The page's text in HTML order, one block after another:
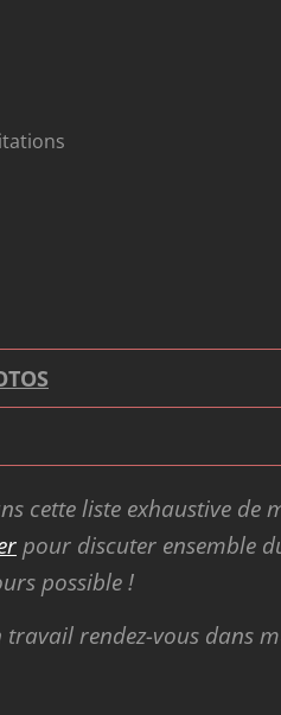
cette liste exhaustive de
pour discuter ensemble
possible !
travail rendez-vous dans